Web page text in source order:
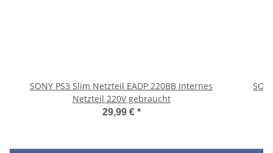
SONY PS3 Slim Netzteil EADP 220BB Internes
Netzteil 220V gebraucht
29,99 € *